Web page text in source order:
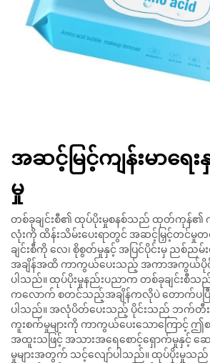
အဆင့်မြင့်ကျန်းမာရ
မှု
တစ်ခုချင်းစီ၏ ထုပ်ပိုးမှုစနစ်သည် ထုတ်ကုန်၏ က
လုံးကို ထိန်းသိမ်းပေးရာတွင် အဆင့်မြှင့်တင်မှုတ
ချင်းစီကို လေ၊ စိုစွတ်မှုနှင့် အပြင်ပိုင်းမှ ညစ်ညမ်
အချိန်အထိ ကာကွယ်ပေးသည့် အကာအကွယ်ပို
ပါသည်။ ထုပ်ပိုးမှုနည်းပညာက တစ်ခုချင်း
ကလောက် စတင်သည့်အချိန်ကလိုပဲ တောက်ပပြီ
ပါသည်။ အလုံပိတ်ပေးသည့် ပိုင်းသည် ဘက်တီးရီယာ
ကူးစက်မှုများကို ကာကွယ်ပေးသောကြောင့် ဤ
အထူးသဖြင့် အသားအရေစောင့်ရှောက်မှုနှင့်
မှုများအတွက် သင့်လျော်ပါသည်။ ထုပ်ပိုးမှု